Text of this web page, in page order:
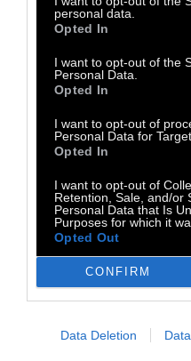
personal data.
Opted In
I want to opt-out of the
Personal Data.
Opted In
I want to opt-out of
Personal Data for
Opted In
I want to opt-out of
Retention, Sale, and/or
Personal Data that Is
Purposes for which it
Opted Out
CONFIRM
Data Deletion
μία ώρα
Ένα σχολείο κοντά
καθημερινότητας,
εφήβων στο
23 Μαΐου 2025